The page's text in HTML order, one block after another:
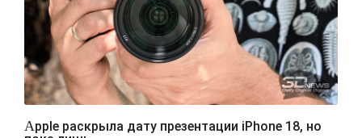
Apple раскрыла дату презентации iPhone 18, но